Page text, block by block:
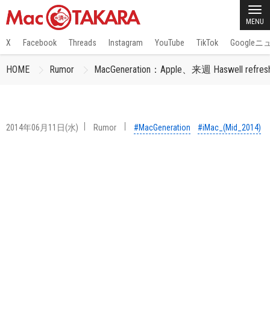
MENU
X Facebook Threads Instagram YouTube TikTok Googleニ
HOME Rumor MacGeneration：Apple、来週 Haswell
2014年06月11日(水) Rumor #MacGeneration #iMac_(Mid_2014)